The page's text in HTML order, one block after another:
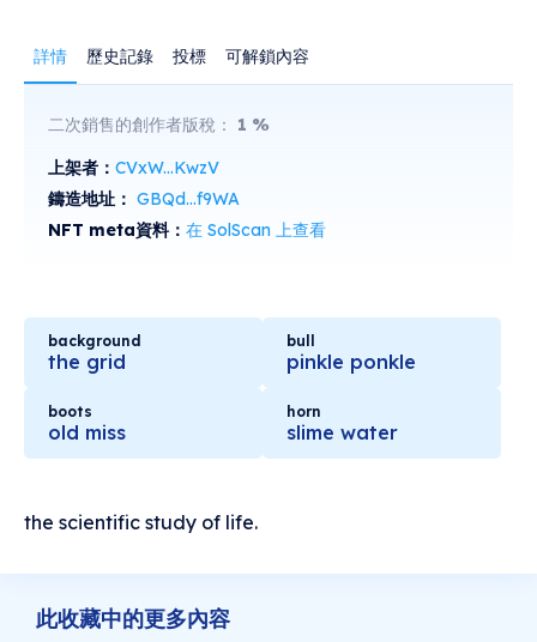
詳情 歷史記錄 投標 可解鎖內容
二次銷售的創作者版稅： 1 %
上架者： CVxW...KwzV
鑄造地址： GBQd...f9WA
NFT meta資料： 在 SolScan 上查看
background
the grid
bull
pinkle ponkle
boots
old miss
horn
slime water
the scientific study of life.
此收藏中的更多內容